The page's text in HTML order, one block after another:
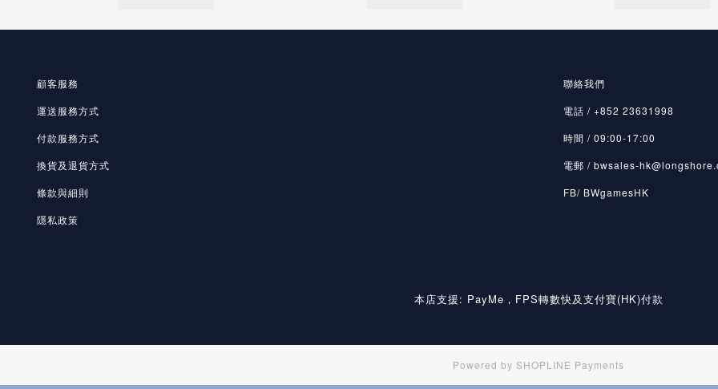
顧客服務
運送服務方式
付款服務方式
換貨及退貨方式
條款與細則
隱私政策
聯絡我們
電話 / +852 23631998
時間 / 09:00-17:00
電郵 / bwsales-
FB/ BWgamesHK
本店支援: PayMe，FPS轉數快及支付寶(HK)付款
Powered by SHOPLINE Payments